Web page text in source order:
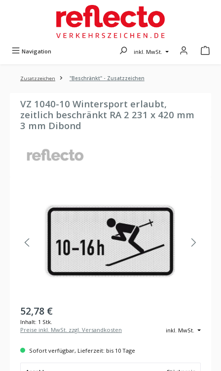
Navigation inkl. MwSt.
Zusatzzeichen "Beschränkt" - Zusatzzeichen
VZ 1040-10 Wintersport erlaubt,
zeitlich beschränkt RA 2 231 x 420 mm
3 mm Dibond
52,78 €
Inhalt: 1 Stk.
inkl. MwSt.
Preise inkl. MwSt. zzgl. Versandkosten
Sofort verfügbar, Lieferzeit: bis 10 Tage